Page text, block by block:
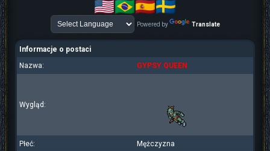
Powered by Translate
Informacje o postaci
Nazwa:
GYPSY QUEEN
Wygląd:
Płeć:
Mężczyzna